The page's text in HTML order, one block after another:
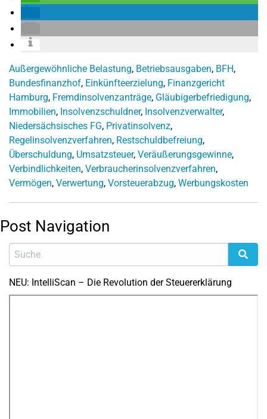
Außergewöhnliche Belastung, Betriebsausgaben, BFH,
Bundesfinanzhof, Einkünfteerzielung, Finanzgericht
Hamburg, Fremdinsolvenzanträge, Gläubigerbefriedigung,
Immobilien, Insolvenzschuldner, Insolvenzverwalter,
Niedersächsisches FG, Privatinsolvenz,
Regelinsolvenzverfahren, Restschuldbefreiung,
Überschuldung, Umsatzsteuer, Veräußerungsgewinne,
Verbindlichkeiten, Verbraucherinsolvenzverfahren,
Vermögen, Verwertung, Vorsteuerabzug, Werbungskosten
Post Navigation
NEU: IntelliScan – Die Revolution der Steuererklärung